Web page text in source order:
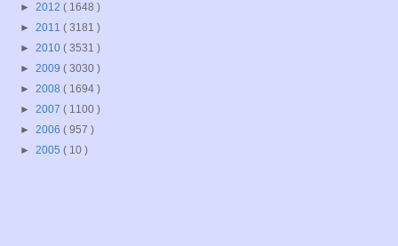
► 2012 ( 1648 )
► 2011 ( 3181 )
► 2010 ( 3531 )
► 2009 ( 3030 )
► 2008 ( 1694 )
► 2007 ( 1100 )
► 2006 ( 957 )
► 2005 ( 10 )